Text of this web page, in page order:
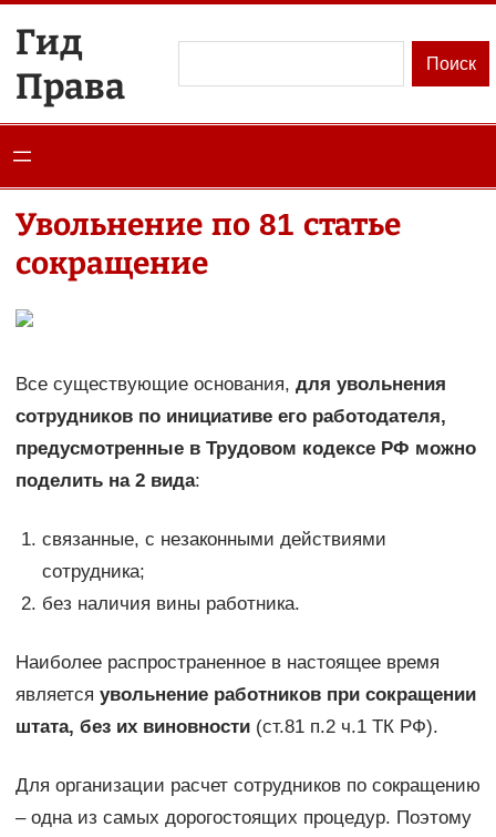
содержимому
Гид
Права
Поиск
Увольнение по 81 статье
сокращение
Все существующие основания, для увольнения
сотрудников по инициативе его работодателя,
предусмотренные в Трудовом кодексе РФ можно
поделить на 2 вида:
связанные, с незаконными действиями
сотрудника;
без наличия вины работника.
Наиболее распространенное в настоящее время
является увольнение работников при сокращении
штата, без их виновности(ст.81 п.2 ч.1 ТК РФ).
Для организации расчет сотрудников по сокращению
– одна из самых дорогостоящих процедур. Поэтому